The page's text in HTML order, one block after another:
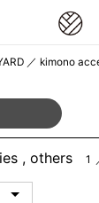
／ kimono
, others 1